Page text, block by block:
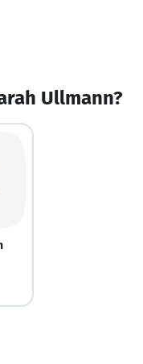
Ullmann?